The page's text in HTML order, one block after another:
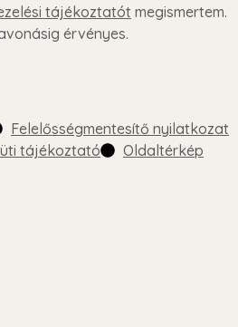
tájékoztatót megismertem.
érvényes.
Felelősségmentesítő nyilatkozat
tájékoztató Oldaltérkép